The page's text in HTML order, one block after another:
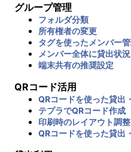
グループ管理
フォルダ分類
所有権者の変更
タグを使ったメンバー
メンバー全体に貸出状
端末共有の推奨設定
QRコード活用
QRコードを使った貸出
テプラでQRコード作成
印刷時のレイアウト調整
QRコードを使った貸出